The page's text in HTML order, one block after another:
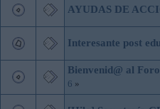
AYUDAS DE
Interesante post
Bienvenid@ al
6 »